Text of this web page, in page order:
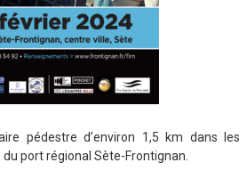
pédestre d’environ 1,5 km dans les
port régional Sète-Frontignan.